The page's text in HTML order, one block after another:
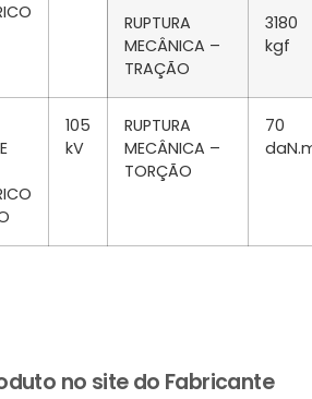
RUPTURA
MECÂNICA –
TRAÇÃO
3180
kgf
105
kV
RUPTURA
MECÂNICA –
TORÇÃO
70
no site do Fabricante